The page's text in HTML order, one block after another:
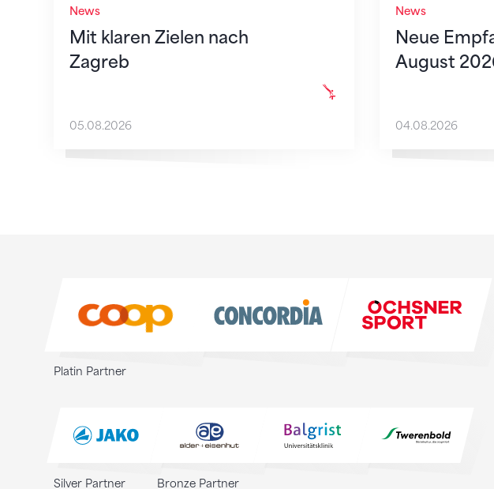
News
Mit klaren Zielen nach
Zagreb
05.08.2026
News
Neue
August
04.08.2026
Platin Partner
Silver Partner Bronze Partner